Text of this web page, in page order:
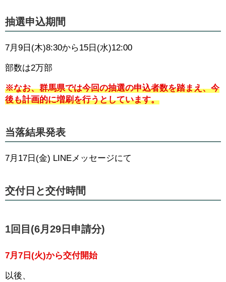
抽選申込期間
7月9日(木)8:30から15日(水)12:00
部数は2万部
※なお、群馬県では今回の抽選の申込者数を踏まえ、今
後も計画的に増刷を行うとしています。
当落結果発表
7月17日(金) LINEメッセージにて
交付日と交付時間
1回目(6月29日申請分)
7月7日(火)から交付開始
以後、